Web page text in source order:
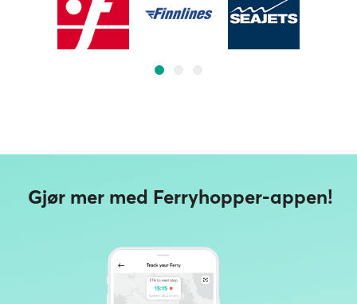
Gjør mer med Ferryhopper-appen!